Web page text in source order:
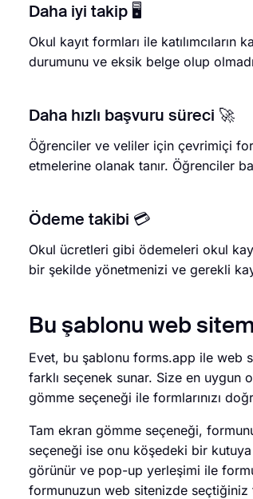
Daha iyi takip 🖥️
Okul kayıt formları ile
durumunu ve eksik belge olup
Daha hızlı başvuru süreci 🚀
Öğrenciler ve veliler için çevrimiçi
etmelerine olanak tanır. Öğrenciler
Ödeme takibi 💳
Okul ücretleri gibi ödemeleri okul
bir şekilde yönetmenizi ve gerekli
Bu şablonu web
Evet, bu şablonu forms.app ile web
farklı seçenek sunar. Size en uygun
gömme seçeneği ile formlarınızı
Tam ekran gömme seçeneği,
seçeneği ise onu köşedeki bir
görünür ve pop-up yerleşimi ile
formunuzun web sitenizde seçtiğiniz